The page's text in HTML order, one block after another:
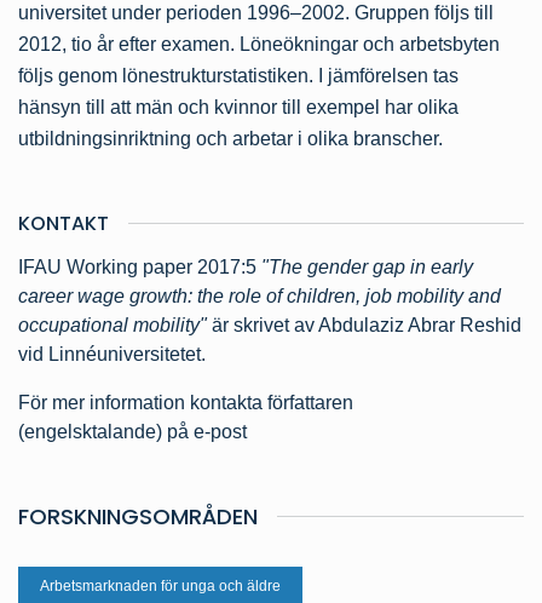
universitet under perioden 1996–2002. Gruppen följs till
2012, tio år efter examen. Löneökningar och arbetsbyten
följs genom lönestrukturstatistiken. I jämförelsen tas
hänsyn till att män och kvinnor till exempel har olika
utbildningsinriktning och arbetar i olika branscher.
KONTAKT
IFAU Working paper 2017:5 "The gender gap in early
career wage growth: the role of children, job mobility and
occupational mobility"är skrivet av Abdulaziz Abrar Reshid
vid Linnéuniversitetet.
För mer information kontakta författaren
(engelsktalande) på e-post
FORSKNINGSOMRÅDEN
Arbetsmarknaden för unga och äldre